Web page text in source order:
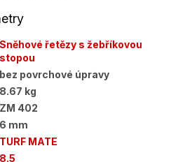
Sněhové řetězy s žebříkovou
stopou
bez povrchové úpravy
8.67 kg
ZM 402
6 mm
TURF MATE
8.5